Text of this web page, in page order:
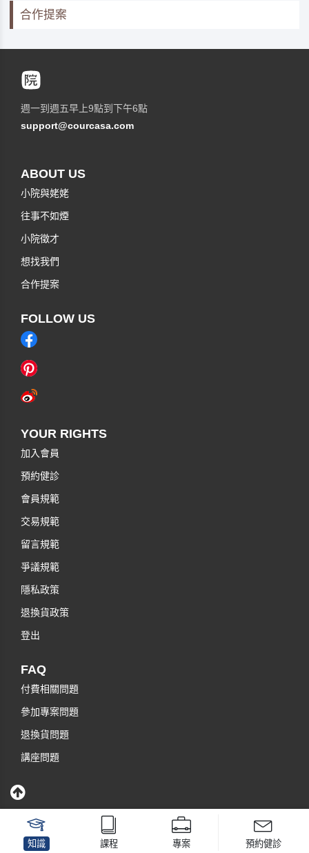
合作提案
週一到週五早上9點到下午6點
support@courcasa.com
ABOUT US
小院與姥姥
往事不如煙
小院徵才
想找我們
合作提案
FOLLOW US
YOUR RIGHTS
加入會員
預約健診
會員規範
交易規範
留言規範
爭議規範
隱私政策
退換貨政策
登出
FAQ
付費相關問題
參加專案問題
退換貨問題
講座問題
知識 課程 專案 預約健診